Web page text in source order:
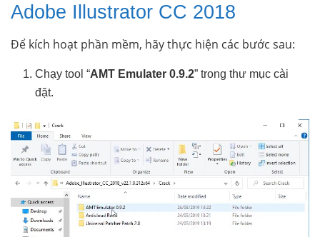
Adobe Illustrator CC 2018
Để kích hoạt phần mềm, hãy thực hiện các bước sau:
Chạy tool “AMT Emulater 0.9.2” trong thư mục cài
đặt.